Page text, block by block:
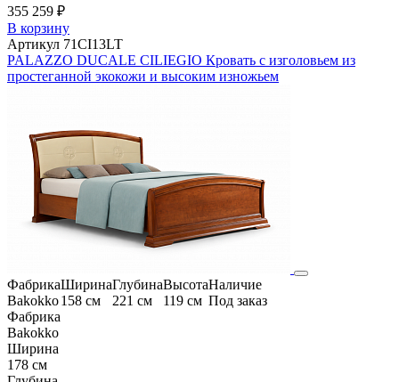
355 259 ₽
В корзину
Артикул 71CI13LT
PALAZZO DUCALE CILIEGIO Кровать с изголовьем из
простеганной экокожи и высоким изножьем
Фабрика
Bakokko
Ширина
158 см
Глубина
221 см
Высота
119 см
Наличие
Под заказ
Фабрика
Bakokko
Ширина
178 см